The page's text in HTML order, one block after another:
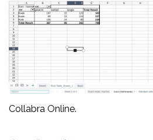
Collabra Online.